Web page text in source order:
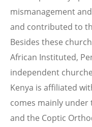
mismanagement
and contributed to
Besides these
African Instituted,
independent
Kenya is affiliated
comes mainly under
and the Coptic